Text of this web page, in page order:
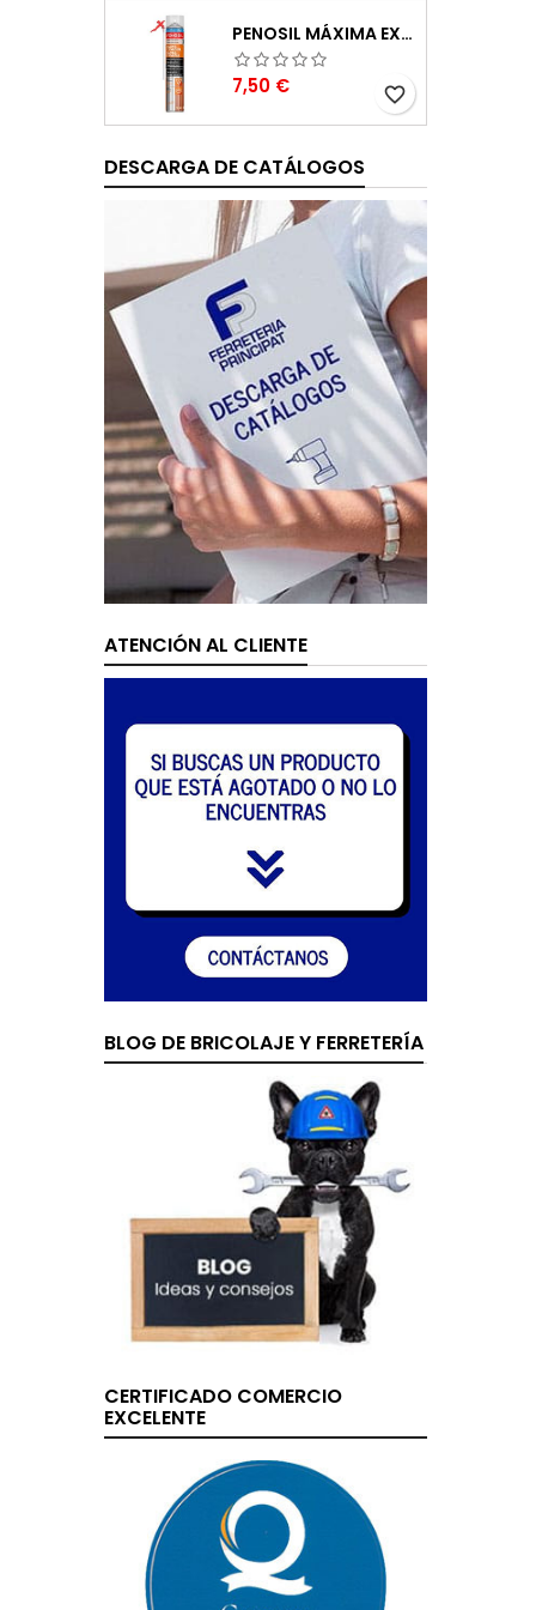
PENOSIL MÁXIMA EXPANSIÓN ESPUMA DE POLIURETANO 750ML
Precio
7,50 € favorite_border
DESCARGA DE CATÁLOGOS
ATENCIÓN AL CLIENTE
BLOG DE BRICOLAJE Y FERRETERÍA
CERTIFICADO COMERCIO
EXCELENTE